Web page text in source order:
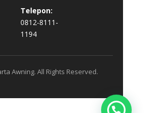
Telepon:
0812-8111-
1194
Awning. All Rights Reserved.